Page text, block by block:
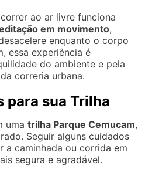
ao ar livre funciona
em movimento,
enquanto o corpo
essa experiência é
do ambiente e pela
correria urbana.
para sua Trilha
umatrilha Parque Cemucam,
Seguir alguns cuidados
a caminhada ou corrida em
segura e agradável.